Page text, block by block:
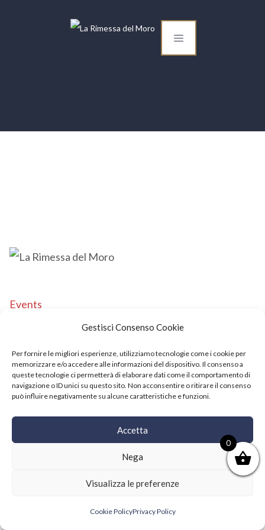
Gestisci Consenso Cookie
Per fornire le migliori esperienze, utilizziamo tecnologie come i cookie per
memorizzare e/o accedere alle informazioni del dispositivo. Il consenso a
queste tecnologie ci permetterà di elaborare dati come il comportamento di
navigazione o ID unici su questo sito. Non acconsentire o ritirare il consenso
può influire negativamente su alcune caratteristiche e funzioni.
Accetta
Nega
Visualizza le preferenze
Cookie PolicyPrivacy Policy
Events
Copyright © 2021 SushiFushi. All Rights Reserved.
0